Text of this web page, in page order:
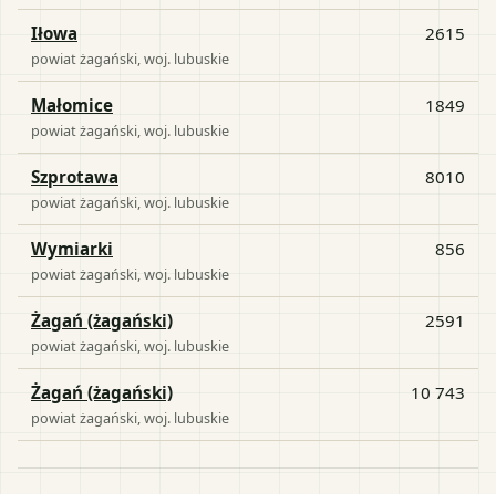
Iłowa
powiatżagański , woj. lubuskie
2615
Małomice
powiatżagański , woj. lubuskie
1849
Szprotawa
powiatżagański , woj. lubuskie
8010
Wymiarki
powiatżagański , woj. lubuskie
856
Żagań (żagański)
powiatżagański , woj. lubuskie
2591
Żagań (żagański)
powiatżagański , woj. lubuskie
10 743